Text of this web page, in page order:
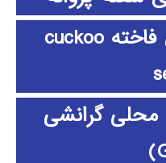
الگوریتم جستجوی فاخته cuckoo
محلی گرانشی